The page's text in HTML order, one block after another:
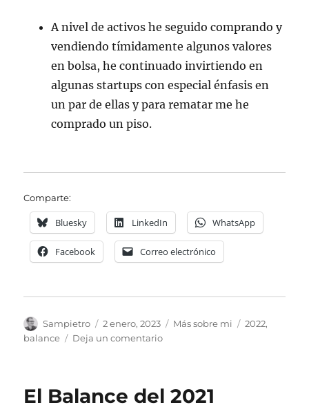
A nivel de activos he seguido comprando y
vendiendo tímidamente algunos valores
en bolsa, he continuado invirtiendo en
algunas startups con especial énfasis en
un par de ellas y para rematar me he
comprado un piso.
Comparte:
Bluesky LinkedIn WhatsApp
Facebook Correo electrónico
Autor
Sampietro
Publicado
el
2 enero, 2023 Categorías
Más sobre mi Etiquetas
2022,
balance
Deja un comentarioen
2022
El Balance del 2021